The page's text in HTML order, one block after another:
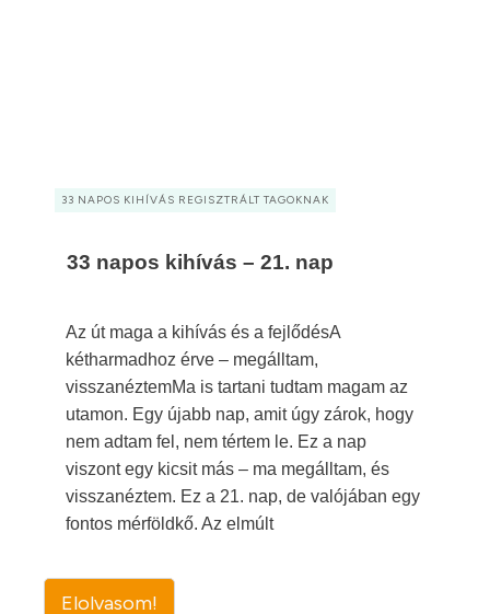
33 NAPOS KIHÍVÁS REGISZTRÁLT TAGOKNAK
33 napos kihívás – 21. nap
Az út maga a kihívás és a fejlődésA
kétharmadhoz érve – megálltam,
visszanéztemMa is tartani tudtam magam az
utamon. Egy újabb nap, amit úgy zárok, hogy
nem adtam fel, nem tértem le. Ez a nap
viszont egy kicsit más – ma megálltam, és
visszanéztem. Ez a 21. nap, de valójában egy
fontos mérföldkő. Az elmúlt
Elolvasom!